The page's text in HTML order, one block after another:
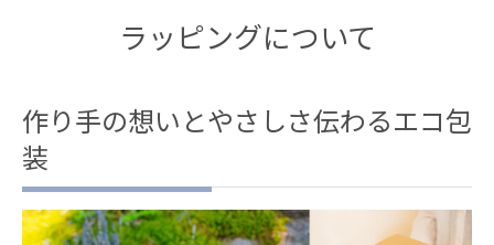
ラッピングについて
作り手の想いとやさしさ伝わるエコ包
装